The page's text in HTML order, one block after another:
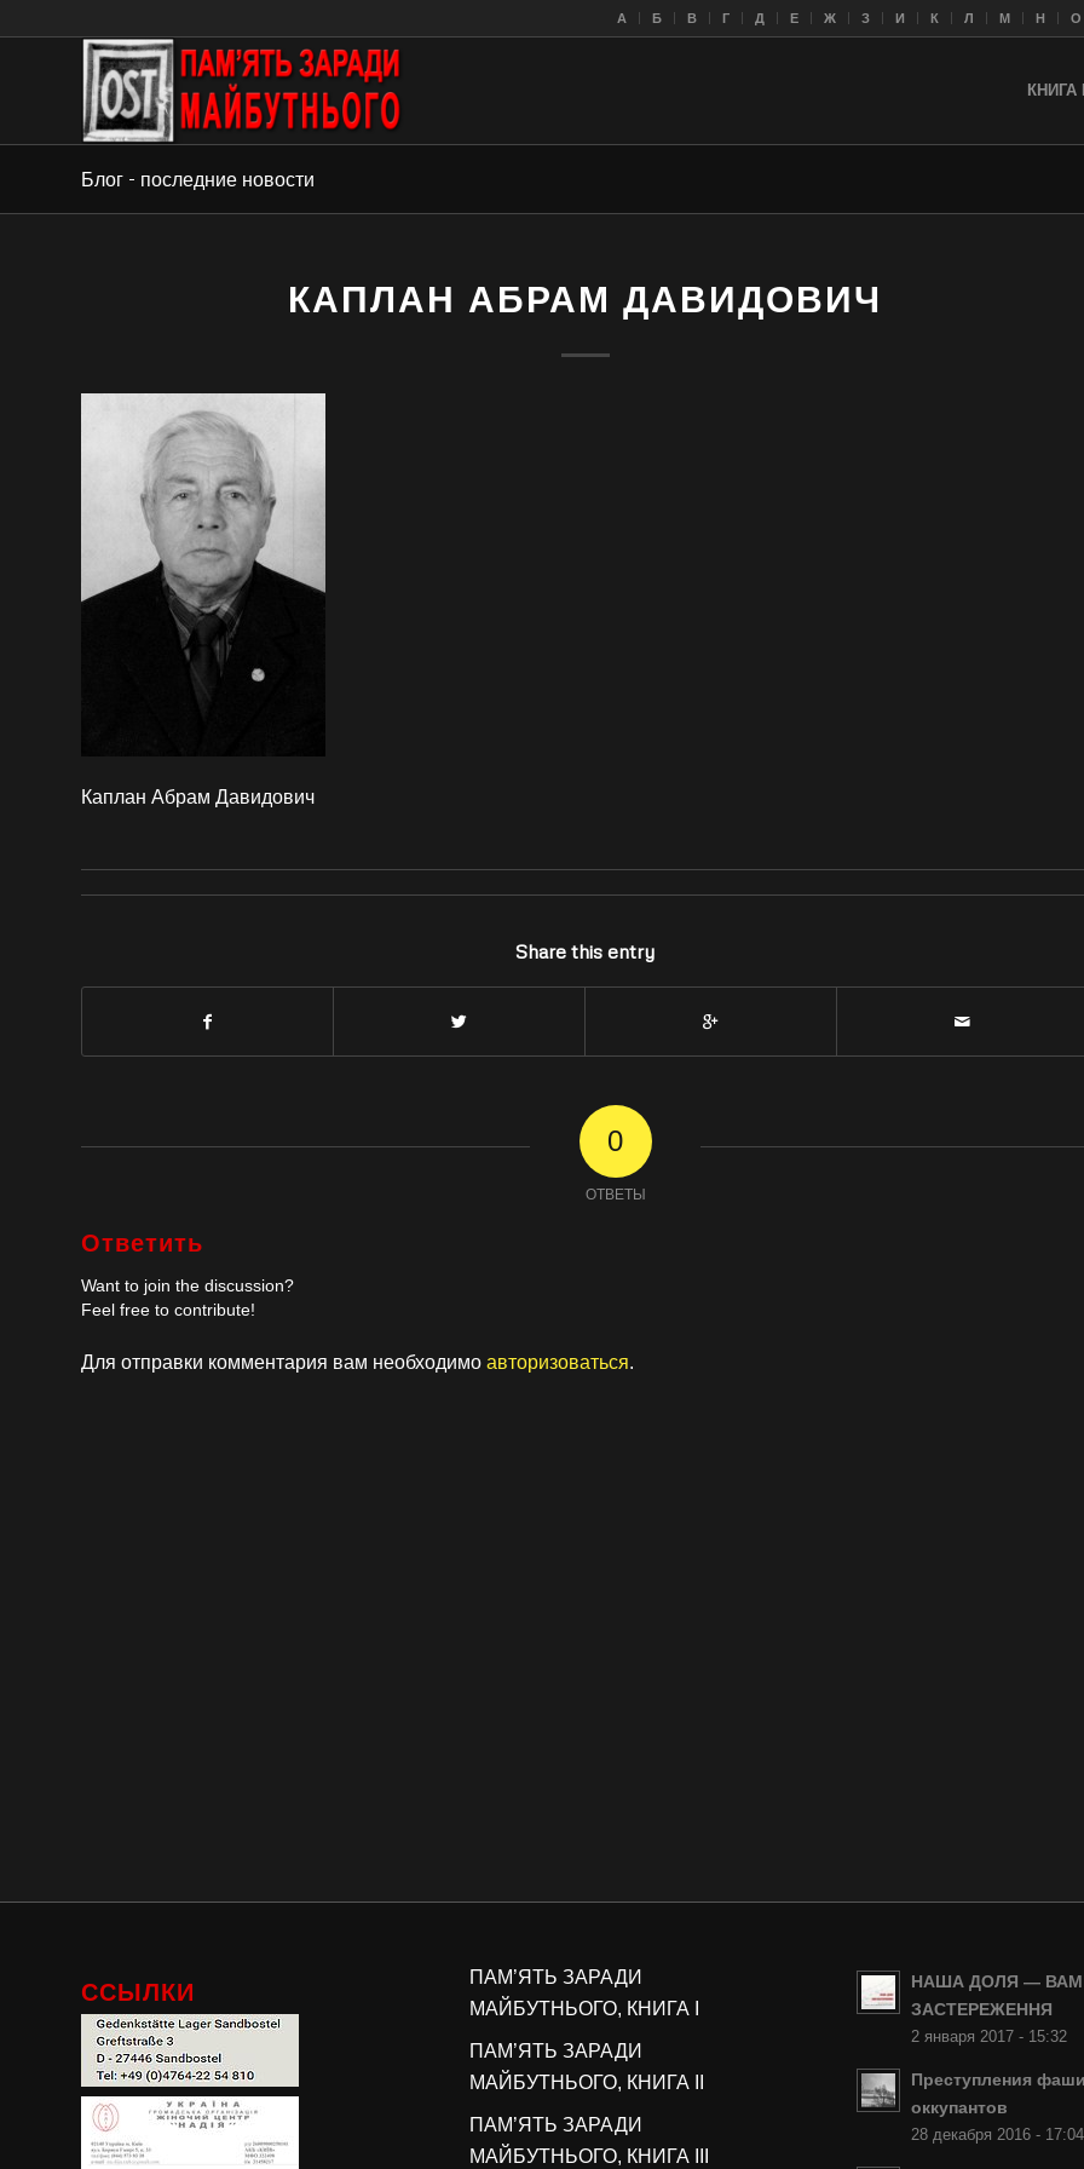
A Б В Г Д Е Ж З И К Л M Н О
КНИГА I
Блог - последние новости
КАПЛАН АБРАМ ДАВИДОВИЧ
Каплан Абрам Давидович
Share this entry
0
ОТВЕТЫ
Ответить
Want to join the discussion?
Feel free to contribute!
Для отправки комментария вам необходимо авторизоваться.
ССЫЛКИ
ПАМ’ЯТЬ ЗАРАДИ
МАЙБУТНЬОГО, КНИГА I
ПАМ’ЯТЬ ЗАРАДИ
МАЙБУТНЬОГО, КНИГА II
ПАМ’ЯТЬ ЗАРАДИ
МАЙБУТНЬОГО, КНИГА III
НАША ДОЛЯ — ВАМ
ЗАСТЕРЕЖЕННЯ
2 января 2017 - 15:32
Преступления
оккупантов
28 декабря 2016 - 17:04